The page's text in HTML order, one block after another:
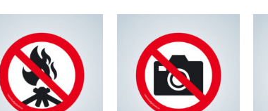
Add to
wishlist
Add to
wishlist